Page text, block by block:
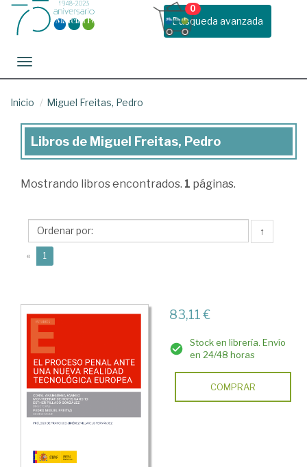
Busqueda avanzada
0
Toggle navigation
Inicio Miguel Freitas, Pedro
Libros
Miguel
Pedro
Libros de Miguel Freitas, Pedro
Mostrando libros encontrados. 1 páginas.
↑
« 1
83,11 €
Stock en librería. Envío
en 24/48 horas
COMPRAR